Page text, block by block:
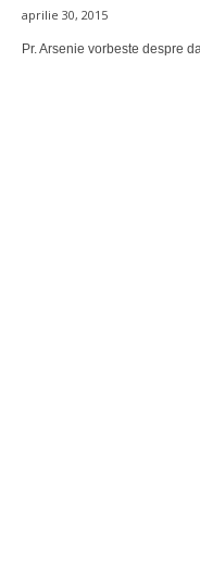
aprilie 30, 2015
Pr. Arsenie vorbeste despre